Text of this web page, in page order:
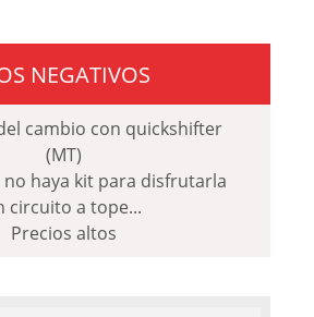
NEGATIVOS
cambio con quickshifter
(MT)
no haya kit para disfrutarla
circuito a tope...
Precios altos